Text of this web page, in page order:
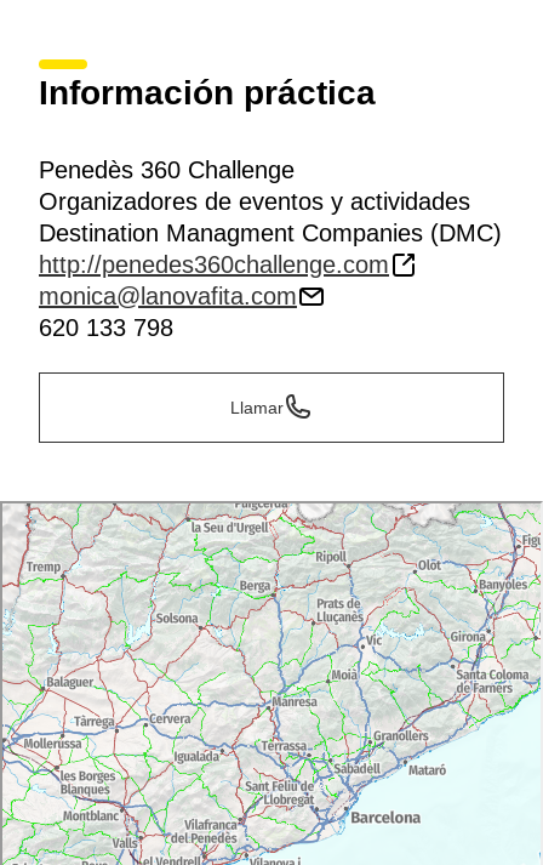
Información práctica
Penedès 360 Challenge
Organizadores de eventos y actividades
Destination Managment Companies (DMC)
http://penedes360challenge.com
monica@lanovafita.com
620 133 798
Llamar